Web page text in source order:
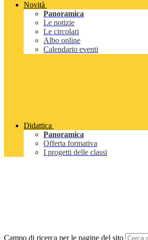
Novità
Panoramica
Le notizie
Le circolari
Albo online
Calendario eventi
Didattica
Panoramica
Offerta formativa
I progetti delle classi
Campo di ricerca per le pagine del sito